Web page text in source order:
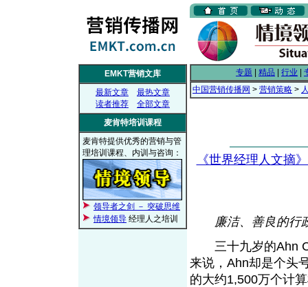
EMKT营销文库
最新文章
最热文章
读者推荐
全部文章
麦肯特培训课程
麦肯特提供优秀的营销与管
理培训课程、内训与咨询：
领导者之剑 － 突破思维
情境领导 经理人之培训
专题 精品 行业
中国营销传播网 > 营销策略 >
《世界经理人文摘
廉洁、善良的行
三十九岁的Ahn
来说，Ahn却是个头
的大约1,500万个计